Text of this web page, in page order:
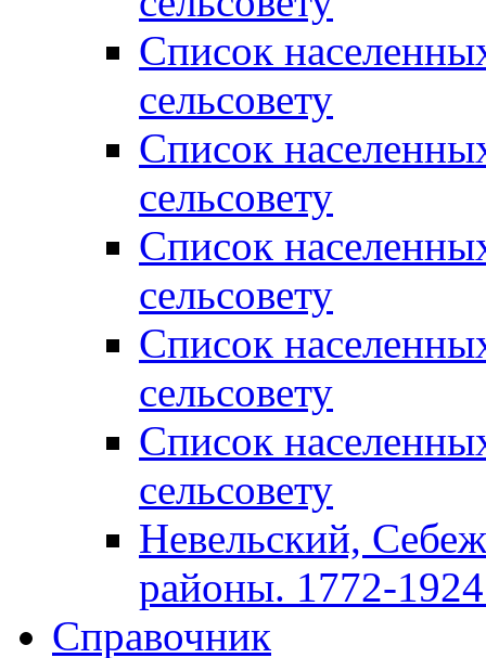
Список
сельсовету
Список
сельсовету
Список
сельсовету
Список
сельсовету
Список
сельсовету
Невельский,
районы. 1772-1924
Справочник